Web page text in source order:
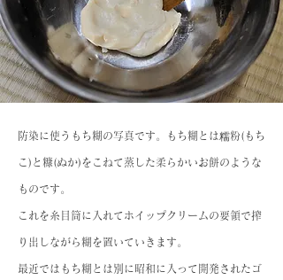
防染に使うもち糊の写真です。もち糊とは糯粉(もち
こ)と糠(ぬか)をこねて蒸した柔らかいお餅のような
ものです。
これを糸目筒に入れてホイップクリームの要領で搾
り出しながら糊を置いていきます。
最近ではもち糊とは別に昭和に入って開発されたゴ